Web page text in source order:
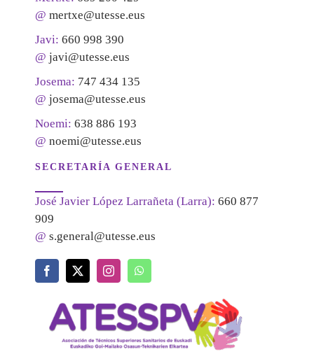
@ mertxe@utesse.eus
Javi: 660 998 390
@ javi@utesse.eus
Josema: 747 434 135
@ josema@utesse.eus
Noemi: 638 886 193
@ noemi@utesse.eus
SECRETARÍA GENERAL
José Javier López Larrañeta (Larra): 660 877
909
@ s.general@utesse.eus